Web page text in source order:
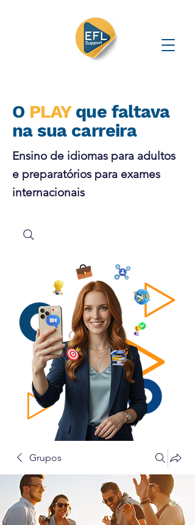
O PLAY que faltava
na sua carreira
Ensino de idiomas para adultos
e preparatórios para exames
internacionais
Grupos